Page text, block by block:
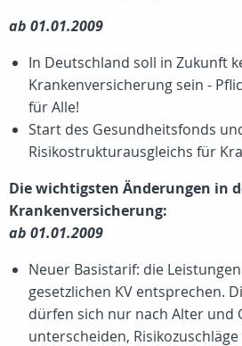
ab 01.01.2009
In Deutschland soll in Zukunft
Krankenversicherung sein -
für Alle!
Start des Gesundheitsfonds
Risikostrukturausgleichs für
Die wichtigsten Änderungen in
Krankenversicherung:
ab 01.01.2009
Neuer Basistarif: die
gesetzlichen KV entsprechen.
dürfen sich nur nach Alter und
unterscheiden,